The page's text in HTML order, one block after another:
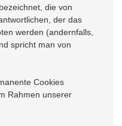
die von
der das
werden (andernfalls,
spricht man von
Cookies
Rahmen unserer